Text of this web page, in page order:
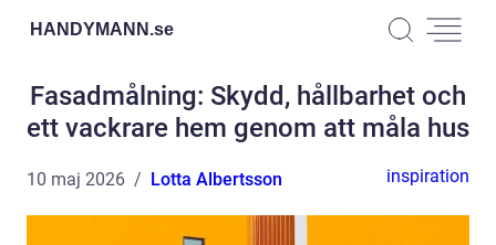
HANDYMANN.se
Fasadmålning: Skydd, hållbarhet och
ett vackrare hem genom att måla hus
10 maj 2026 Lotta Albertsson inspiration